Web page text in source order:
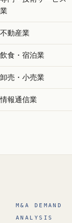
業
不動産業
飲食・宿泊業
卸売・小売業
情報通信業
M&A DEMAND
ANALYSIS